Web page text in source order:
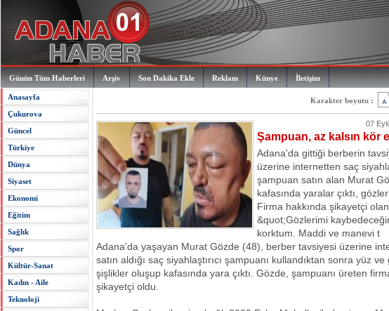
Günün Tüm Haberleri Arşiv Son Dakika Ekle Reklam Künye İletişim
Anasayfa
Çukurova
Güncel
Türkiye
Dünya
Siyaset
Ekonomi
Eğitim
Sağlık
Spor
Kültür-Sanat
Kadın - Aile
Teknoloji
Karakter boyutu :
07
Şampuan, az kalsın kör
Adana'da gittiği berberin
üzerine internetten saç
şampuan satın alan Murat
kafasında yaralar çıktı,
Firma hakkında şikayetçi olan
&quot;Gözlerimi
korktum. Maddi ve manevi t
Adana'da yaşayan Murat Gözde (48), berber tavsiyesi üzerine
satın aldığı saç siyahlaştırıcı şampuanı kullandıktan sonra yüz
şişlikler oluşup kafasında yara çıktı. Gözde, şampuanı üreten
şikayetçi oldu.